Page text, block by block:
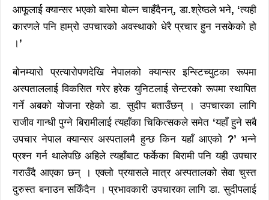
आफूलाई क्यान्सर भएको बारेमा बोल्न चाहँदैनन्,डा.श्रेष्ठले भने, ‘त्यही
कारणले पनि हाम्रो उपचारको अवस्थाको धेरै प्रचार हुन नसकेको हो
। ’
बोनम्यारो प्रत्यारोपणदेखि नेपालको क्यान्सर इन्स्टिच्युटका रूपमा
अस्पताललाई विकसित गरेर हरेक युनिटलाई सेन्टरको रूपमा स्थापित
गर्ने अबको योजना रहेको डा. सुदीप बताउँछन् । उपचारका लागि
राजीव गान्धी पुग्ने बिरामीलाई त्यहाँका चिकित्सकले समेत ‘यहाँ हुने सबै
उपचार नेपाल क्यान्सर अस्पतालमै हुन्छ किन यहाँ आएको ?’ भन्ने
प्रश्न गर्न थालेपछि अहिले त्यहाँबाट फर्केका बिरामी पनि यही उपचार
गराउँदै आएका छन् । एक्लो प्रयासले मात्र अस्पतालको सेवा चुस्त
दुरुस्त बनाउन सकिँदैन । प्रभावकारी उपचारका लागि डा. सुदीपलाई